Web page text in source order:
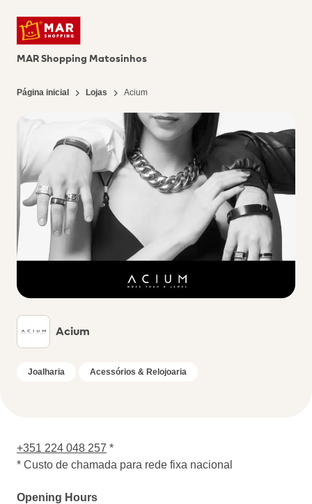
MAR Shopping Matosinhos
Página inicial Lojas Acium
Acium
Joalharia Acessórios & Relojoaria
+351 224 048 257 *
* Custo de chamada para rede fixa nacional
Opening Hours